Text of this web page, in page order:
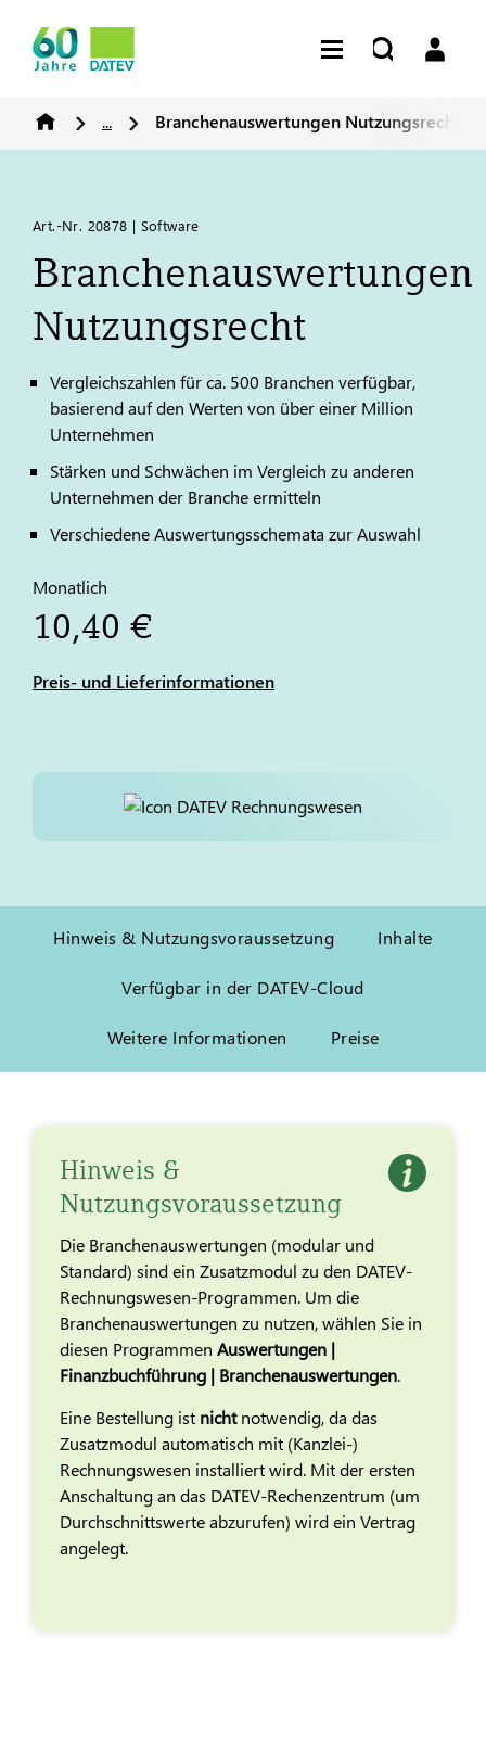
... Branchenauswertungen Nutzungsrecht
Art.-Nr. 20878 | Software
Branchenauswertungen
Nutzungsrecht
Vergleichszahlen für ca. 500 Branchen verfügbar,
basierend auf den Werten von über einer Million
Unternehmen
Stärken und Schwächen im Vergleich zu anderen
Unternehmen der Branche ermitteln
Verschiedene Auswertungsschemata zur Auswahl
Monatlich
10,40 €
Preis- und Lieferinformationen
Hinweis & Nutzungsvoraussetzung Inhalte
Verfügbar in der DATEV-Cloud
Weitere Informationen Preise
Hinweis &
Nutzungsvoraussetzung
Die Branchenauswertungen (modular und
Standard) sind ein Zusatzmodul zu den DATEV-
Rechnungswesen-Programmen. Um die
Branchenauswertungen zu nutzen, wählen Sie in
diesen Programmen Auswertungen |
Finanzbuchführung | Branchenauswertungen.
Eine Bestellung ist nichtnotwendig, da das
Zusatzmodul automatisch mit (Kanzlei-)
Rechnungswesen installiert wird. Mit der ersten
Anschaltung an das DATEV-Rechenzentrum (um
Durchschnittswerte abzurufen) wird ein Vertrag
angelegt.